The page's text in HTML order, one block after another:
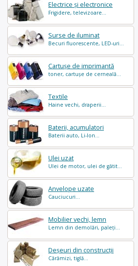
Electrice și electronice
Frigidere, televizoare...
Surse de iluminat
Becuri fluorescente, LED-uri...
Cartușe de imprimantă
toner, cartușe de cerneală...
Textile
Haine vechi, draperii...
Baterii, acumulatori
Baterii auto, Li-Ion...
Ulei uzat
Ulei de motor, ulei de gătit...
Anvelope uzate
Cauciucuri...
Mobilier vechi, lemn
Lemn din demolări, paleți...
Deșeuri din construcții
Cărămizi, tiglă...